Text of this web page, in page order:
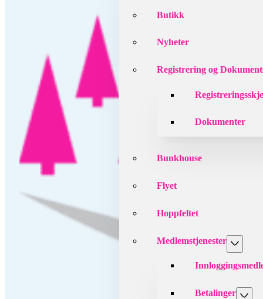
Butikk
Nyheter
Registrering og
Dokumenter
Bunkhouse
Flyet
Hoppfeltet
Medlemstjenester
Betalinger